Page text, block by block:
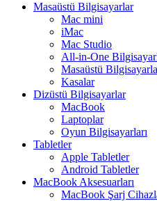
Masaüstü Bilgisayarlar
Mac mini
iMac
Mac Studio
All-in-One
Masaüstü
Kasalar
Dizüstü Bilgisayarlar
MacBook
Laptoplar
Oyun Bilgisayarları
Tabletler
Apple Tabletler
Android Tabletler
MacBook Aksesuarları
MacBook Şarj